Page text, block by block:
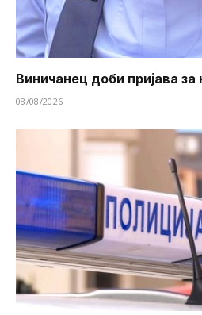
Виничанец доби пријава
08/08/2026